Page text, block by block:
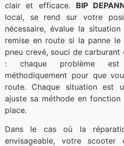
clair et efficace. BIP
local, se rend sur votre
nécessaire, évalue la
remise en route si la panne
pneu crevé, souci de
: chaque problème
méthodiquement pour que
route. Chaque situation est
ajuste sa méthode en fonction
place.
Dans le cas où la
envisageable, votre